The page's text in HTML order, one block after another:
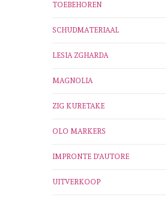
TOEBEHOREN
SCHUDMATERIAAL
LESIA ZGHARDA
MAGNOLIA
ZIG KURETAKE
OLO MARKERS
IMPRONTE D'AUTORE
UITVERKOOP